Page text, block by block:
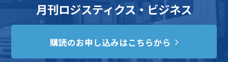
月刊ロジスティクス・ビジネス
購読のお申し込みはこちらから